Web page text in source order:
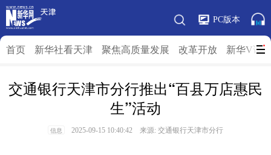
PC版本
首页 新华社看天津 聚焦高质量发展 改革开放 新华V访
交通银行天津市分行推出“百县万店惠民
生”活动
信息 2025-09-15 10:40:42 来源: 交通银行天津市分行